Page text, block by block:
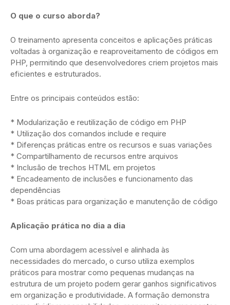
O que o curso aborda?
O treinamento apresenta conceitos e aplicações práticas
voltadas à organização e reaproveitamento de códigos em
PHP, permitindo que desenvolvedores criem projetos mais
eficientes e estruturados.
Entre os principais conteúdos estão:
* Modularização e reutilização de código em PHP
* Utilização dos comandos include e require
* Diferenças práticas entre os recursos e suas variações
* Compartilhamento de recursos entre arquivos
* Inclusão de trechos HTML em projetos
* Encadeamento de inclusões e funcionamento das
dependências
* Boas práticas para organização e manutenção de código
Aplicação prática no dia a dia
Com uma abordagem acessível e alinhada às
necessidades do mercado, o curso utiliza exemplos
práticos para mostrar como pequenas mudanças na
estrutura de um projeto podem gerar ganhos significativos
em organização e produtividade. A formação demonstra